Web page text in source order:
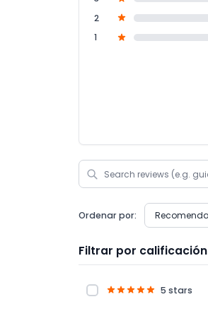
2
1
Ordenar por:
Filtrar por calificación
5 stars